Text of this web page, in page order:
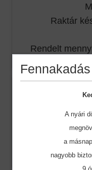
Raktár
Rendelt
Raktár
Rendelt
Fennakadás
A nyári
a
nagyobb